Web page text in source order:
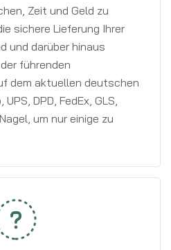
Zeit und Geld zu
sichere Lieferung Ihrer
und darüber hinaus
führenden
dem aktuellen deutschen
DPD, FedEx, GLS,
um nur einige zu